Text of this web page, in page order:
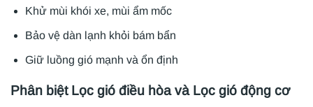
Khử mùi khói xe, mùi ẩm mốc
Bảo vệ dàn lạnh khỏi bám bẩn
Giữ luồng gió mạnh và ổn định
Phân biệt Lọc gió điều hòa và Lọc gió động cơ